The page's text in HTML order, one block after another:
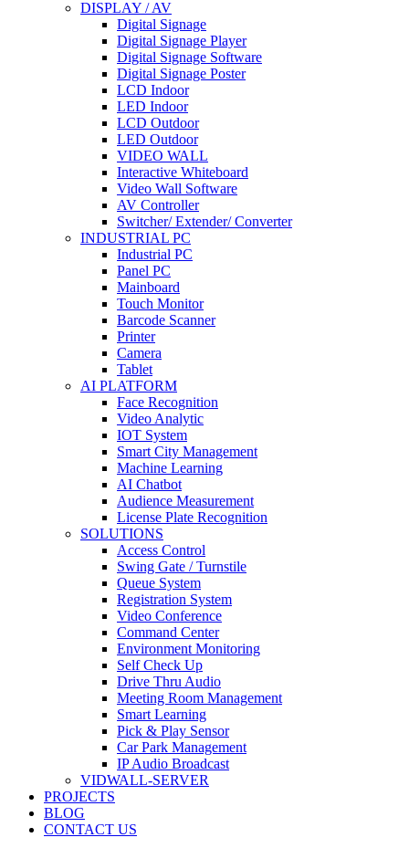
DISPLAY / AV
Digital Signage
Digital Signage Player
Digital Signage Software
Digital Signage Poster
LCD Indoor
LED Indoor
LCD Outdoor
LED Outdoor
VIDEO WALL
Interactive Whiteboard
Video Wall Software
AV Controller
Switcher/ Extender/ Converter
INDUSTRIAL PC
Industrial PC
Panel PC
Mainboard
Touch Monitor
Barcode Scanner
Printer
Camera
Tablet
AI PLATFORM
Face Recognition
Video Analytic
IOT System
Smart City Management
Machine Learning
AI Chatbot
Audience Measurement
License Plate Recognition
SOLUTIONS
Access Control
Swing Gate / Turnstile
Queue System
Registration System
Video Conference
Command Center
Environment Monitoring
Self Check Up
Drive Thru Audio
Meeting Room Management
Smart Learning
Pick & Play Sensor
Car Park Management
IP Audio Broadcast
VIDWALL-SERVER
PROJECTS
BLOG
CONTACT US